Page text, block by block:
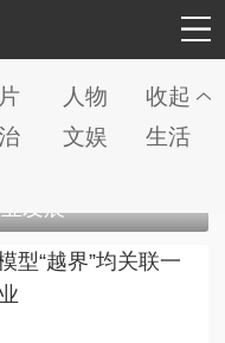
人物
收起
文娱
生活
发展
型“越界”均关联一